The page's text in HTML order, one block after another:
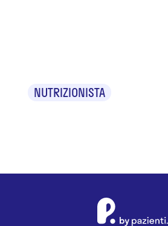
NUTRIZIONISTA